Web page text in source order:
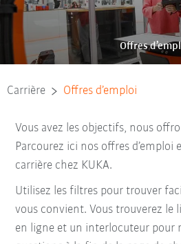
Offres
Carrière Offres d’emploi
Vous avez les objectifs, nous
Parcourez ici nos offres
carrière chez KUKA.
Utilisez les filtres pour trouver
vous convient. Vous trouverez le
en ligne et un interlocuteur pour